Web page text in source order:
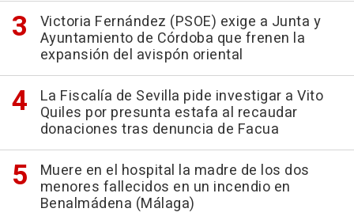
Victoria Fernández (PSOE) exige a Junta y
Ayuntamiento de Córdoba que frenen la
expansión del avispón oriental
La Fiscalía de Sevilla pide investigar a Vito
Quiles por presunta estafa al recaudar
donaciones tras denuncia de Facua
Muere en el hospital la madre de los dos
menores fallecidos en un incendio en
Benalmádena (Málaga)